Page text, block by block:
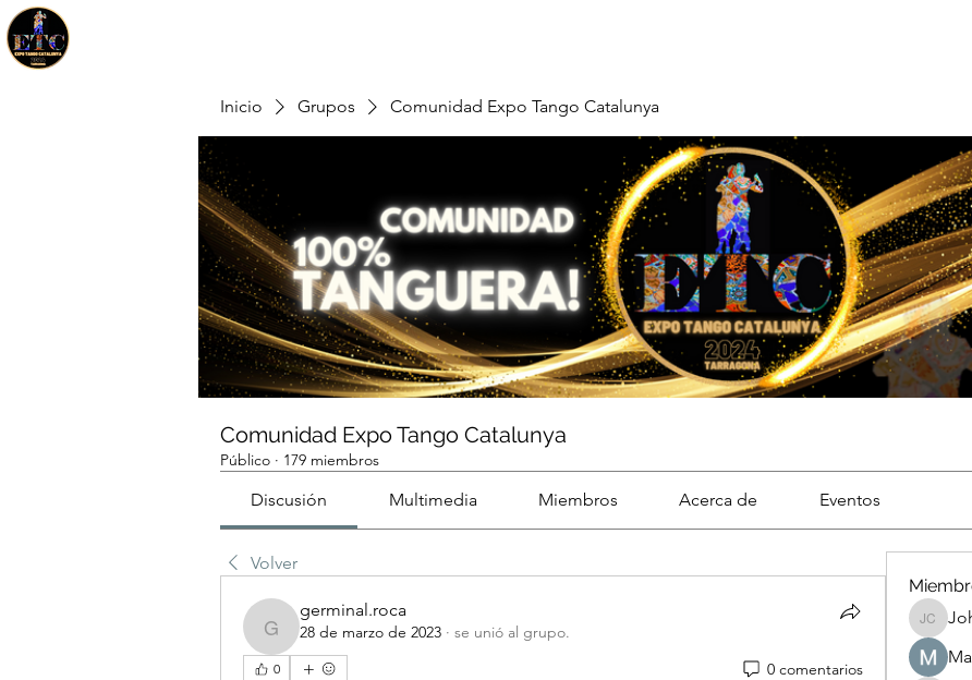
Inicio Grupos Comunidad Expo Tango Catalunya
Comunidad Expo Tango Catalunya
Público · 179 miembros
Discusión Multimedia Miembros Acerca de Eventos
Volver
germinal.roca
germinal.roca
28 de marzo de 2023 · se unió al grupo.
0 0 comentarios